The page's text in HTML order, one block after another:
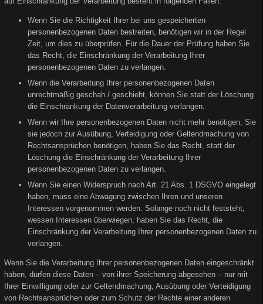
Wenn Sie die Richtigkeit Ihrer bei uns gespeicherten
personenbezogenen Daten bestreiten, benötigen wir in der Regel
Zeit, um dies zu überprüfen. Für die Dauer der Prüfung haben Sie
das Recht, die Einschränkung der Verarbeitung Ihrer
personenbezogenen Daten zu verlangen.
Wenn die Verarbeitung Ihrer personenbezogenen Daten
unrechtmäßig geschah / geschieht, können Sie statt der Löschung
die Einschränkung der Datenverarbeitung verlangen.
Wenn wir Ihre personenbezogenen Daten nicht mehr benötigen, Sie
sie jedoch zur Ausübung, Verteidigung oder Geltendmachung von
Rechtsansprüchen benötigen, haben Sie das Recht, statt der
Löschung die Einschränkung der Verarbeitung Ihrer
personenbezogenen Daten zu verlangen.
Wenn Sie einen Widerspruch nach Art. 21 Abs. 1 DSGVO eingelegt
haben, muss eine Abwägung zwischen Ihren und unseren
Interessen vorgenommen werden. Solange noch nicht feststeht,
wessen Interessen überwiegen, haben Sie das Recht, die
Einschränkung der Verarbeitung Ihrer personenbezogenen Daten zu
verlangen.
Wenn Sie die Verarbeitung Ihrer personenbezogenen Daten eingeschränkt
haben, dürfen diese Daten – von ihrer Speicherung abgesehen – nur mit
Ihrer Einwilligung oder zur Geltendmachung, Ausübung oder Verteidigung
von Rechtsansprüchen oder zum Schutz der Rechte einer anderen